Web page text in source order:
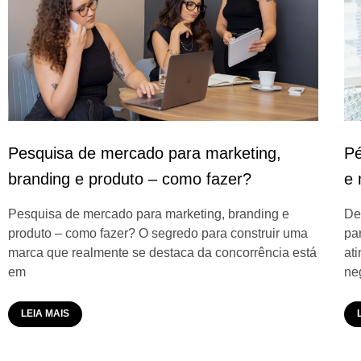
Pesquisa de mercado para marketing,
branding e produto – como fazer?
Pesquisa de mercado para marketing, branding e
produto – como fazer? O segredo para construir uma
marca que realmente se destaca da concorrência está
em
LEIA MAIS
e